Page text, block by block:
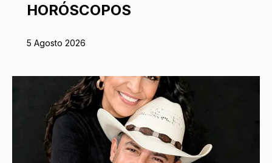
HORÓSCOPOS
5 Agosto 2026